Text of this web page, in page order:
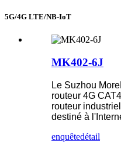
5G/4G LTE/NB-IoT
MK402-6J
Le Suzhou
routeur 4G
routeur
destiné à
enquêtedétail